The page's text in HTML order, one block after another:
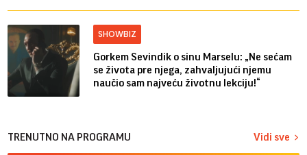
SHOWBIZ
Gorkem Sevindik o sinu Marselu: „Ne sećam
se života pre njega, zahvaljujući njemu
naučio sam najveću životnu lekciju!“
TRENUTNO NA PROGRAMU Vidi sve